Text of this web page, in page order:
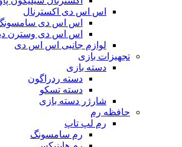
اس اس دی اکسترنال
اس اس دی
اس اس دی وسترن
لوازم جانبی اس اس دی
تجهیزات بازی
دسته بازی
دسته ردراگون
دسته تسکو
شارژر دسته بازی
حافظه رم
رم لپ تاپ
رم سامسونگ